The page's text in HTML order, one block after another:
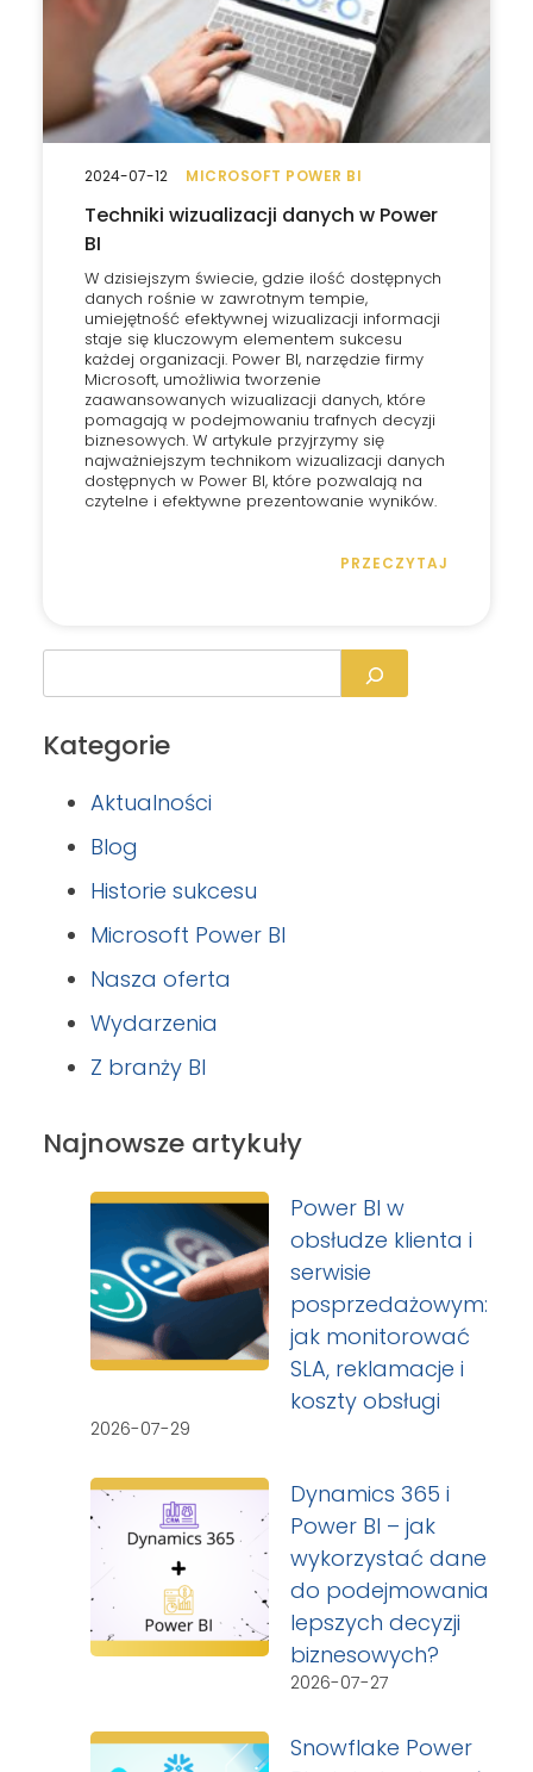
MICROSOFT POWER BI
Techniki wizualizacji danych w Power
BI
W dzisiejszym świecie, gdzie ilość dostępnych
danych rośnie w zawrotnym tempie,
umiejętność efektywnej wizualizacji informacji
staje się kluczowym elementem sukcesu
każdej organizacji. Power BI, narzędzie firmy
Microsoft, umożliwia tworzenie
zaawansowanych wizualizacji danych, które
pomagają w podejmowaniu trafnych decyzji
biznesowych. W artykule przyjrzymy się
najważniejszym technikom wizualizacji danych
dostępnych w Power BI, które pozwalają na
czytelne i efektywne prezentowanie wyników.
PRZECZYTAJ
2024-07-12
Kategorie
Aktualności
Blog
Historie sukcesu
Microsoft Power BI
Nasza oferta
Wydarzenia
Z branży BI
Najnowsze artykuły
Power BI w
obsłudze klienta i
serwisie
posprzedażowym:
jak monitorować
SLA, reklamacje i
koszty obsługi
2026-07-29
Dynamics 365 i
Power BI – jak
wykorzystać dane
do podejmowania
lepszych decyzji
biznesowych?
2026-07-27
Snowflake Power